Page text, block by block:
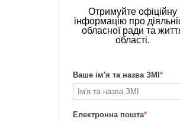
Отримуйте офіційну
інформацію про
обласної ради та
області.
Ваше ім'я та назва ЗМІ *
Електронна пошта*